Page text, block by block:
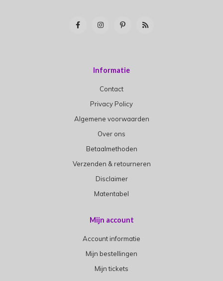
Informatie
Contact
Privacy Policy
Algemene voorwaarden
Over ons
Betaalmethoden
Verzenden & retourneren
Disclaimer
Matentabel
Mijn account
Account informatie
Mijn bestellingen
Mijn tickets